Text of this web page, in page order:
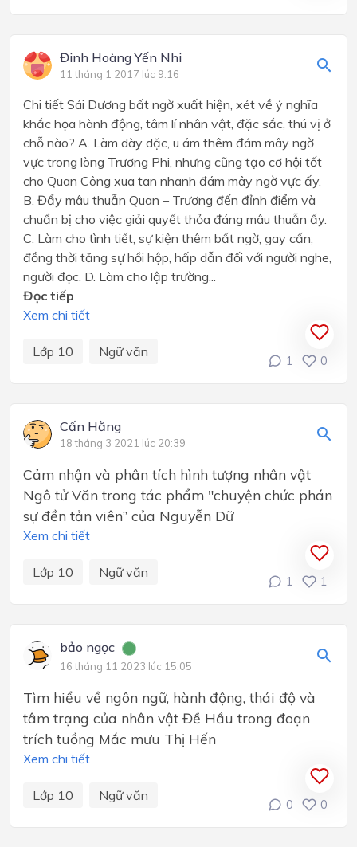
Đinh Hoàng Yến Nhi
11 tháng 1 2017 lúc 9:16
Chi tiết Sái Dương bất ngờ xuất hiện, xét về ý nghĩa
khắc họa hành động, tâm lí nhân vật, đặc sắc, thú vị ở
chỗ nào? A. Làm dày dặc, u ám thêm đám mây ngờ
vực trong lòng Trương Phi, nhưng cũng tạo cơ hội tốt
cho Quan Công xua tan nhanh đám mây ngờ vực ấy.
B. Đẩy mâu thuẫn Quan – Trương đến đỉnh điểm và
chuẩn bị cho việc giải quyết thỏa đáng mâu thuẫn ấy.
C. Làm cho tình tiết, sự kiện thêm bất ngờ, gay cấn;
đồng thời tăng sự hồi hộp, hấp dẫn đối với người nghe,
người đọc. D. Làm cho lập trường...
Đọc tiếp
Xem chi tiết
Lớp 10 Ngữ văn
1 0
Cấn Hằng
18 tháng 3 2021 lúc 20:39
Cảm nhận và phân tích hình tượng nhân vật
Ngô tử Văn trong tác phẩm "chuyện chức phán
sự đền tản viên” của Nguyễn Dữ
Xem chi tiết
Lớp 10 Ngữ văn
1 1
bảo ngọc
16 tháng 11 2023 lúc 15:05
Tìm hiểu về ngôn ngữ, hành động, thái độ và
tâm trạng của nhân vật Đề Hầu trong đoạn
trích tuồng Mắc mưu Thị Hến
Xem chi tiết
Lớp 10 Ngữ văn
0 0